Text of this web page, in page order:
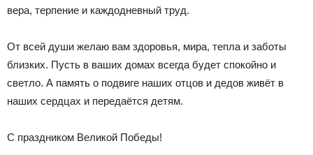
вера, терпение и каждодневный труд.
От всей души желаю вам здоровья, мира, тепла и заботы
близких. Пусть в ваших домах всегда будет спокойно и
светло. А память о подвиге наших отцов и дедов живёт в
наших сердцах и передаётся детям.
С праздником Великой Победы!